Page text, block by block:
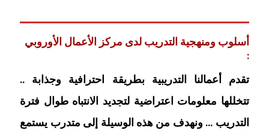
أسلوب ومنهجية التدريب لدى مركز الأعمال الأوروبي
:
تقدم أعمالنا التدريبية بطريقة احترافية وجذابة ..
تتخللها معلومات اعتراضية لتجديد الانتباه طوال فترة
التدريب … ونهدف من هذه الوسيلة إلى متدرب يستمع